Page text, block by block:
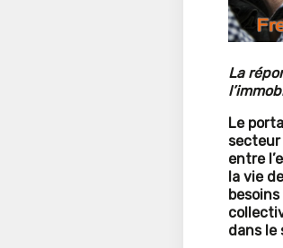
La
Le
secteur
entre
la vie
dans le